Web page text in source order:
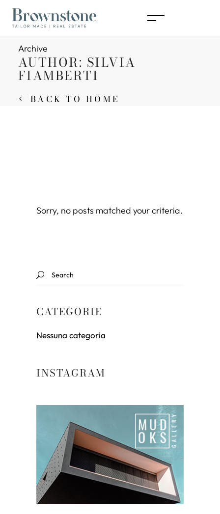
Archive
AUTHOR: SILVIA
FIAMBERTI
BACK TO HOME
Sorry, no posts matched your criteria.
Search
CATEGORIE
Nessuna categoria
INSTAGRAM